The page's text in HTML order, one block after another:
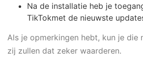
Na de installatie heb je
TikTokmet de nieuwste
Als je opmerkingen hebt, kun je die
zij zullen dat zeker waarderen.